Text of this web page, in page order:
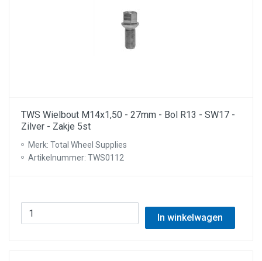
TWS Wielbout M14x1,50 - 27mm - Bol R13 - SW17 -
Zilver - Zakje 5st
Merk: Total Wheel Supplies
Artikelnummer: TWS0112
In winkelwagen